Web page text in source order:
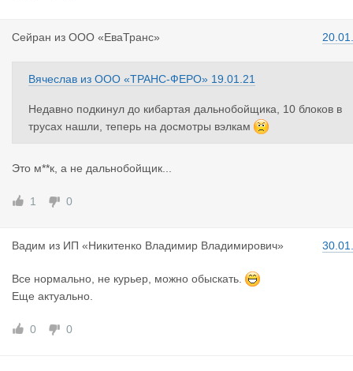
Сейран из ООО «ЕваТранс»
Вячеслав из ООО «ТРАНС-ФЕРО» 19.01.21
Недавно подкинул до кибартая дальнобойщика, 10 блоков в
трусах нашли, теперь на досмотры вэлкам
Это м**к, а не дальнобойщик...
1 0
Вадим из ИП «Никитенко Владимир Владимирович»
Все нормально, не курьер, можно обыскать.
Еще актуально.
0 0